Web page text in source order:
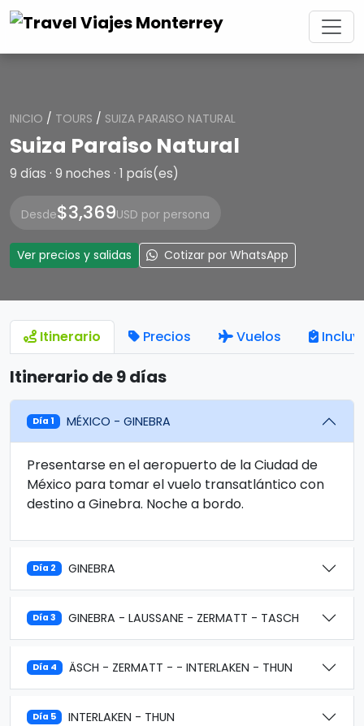
INICIO / TOURS / SUIZA PARAISO NATURAL
Suiza Paraiso Natural
9 días · 9 noches · 1 país(es)
Desde$3,369USD por persona
Ver precios y salidas Cotizar por WhatsApp
Itinerario Precios Vuelos
Itinerario de 9 días
Día 1 MÉXICO - GINEBRA
Presentarse en el aeropuerto de la Ciudad de
México para tomar el vuelo transatlántico con
destino a Ginebra. Noche a bordo.
Día 2 GINEBRA
Día 3 GINEBRA - LAUSSANE - ZERMATT - TASCH
Día 4 ÄSCH - ZERMATT - - INTERLAKEN - THUN
Día 5 INTERLAKEN - THUN